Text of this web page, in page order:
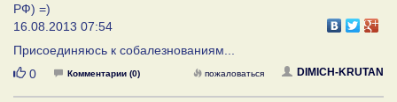
РФ) =)
16.08.2013 07:54
Присоединяюсь к собалезнованиям...
Нравится
0 Комментарии (0) DIMICH-KRUTAN
пожаловаться